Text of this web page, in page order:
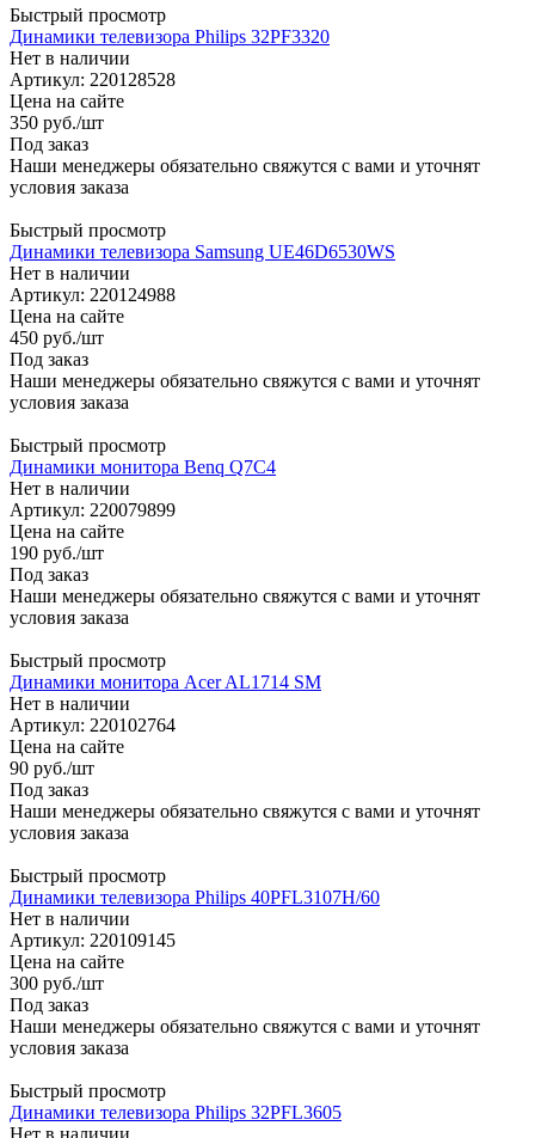
Быстрый просмотр
Динамики телевизора Philips 32PF3320
Нет в наличии
Артикул: 220128528
Цена на сайте
350 руб./шт
Под заказ
Наши менеджеры обязательно свяжутся с вами и уточнят
условия заказа
Быстрый просмотр
Динамики телевизора Samsung UE46D6530WS
Нет в наличии
Артикул: 220124988
Цена на сайте
450 руб./шт
Под заказ
Наши менеджеры обязательно свяжутся с вами и уточнят
условия заказа
Быстрый просмотр
Динамики монитора Benq Q7C4
Нет в наличии
Артикул: 220079899
Цена на сайте
190 руб./шт
Под заказ
Наши менеджеры обязательно свяжутся с вами и уточнят
условия заказа
Быстрый просмотр
Динамики монитора Acer AL1714 SM
Нет в наличии
Артикул: 220102764
Цена на сайте
90 руб./шт
Под заказ
Наши менеджеры обязательно свяжутся с вами и уточнят
условия заказа
Быстрый просмотр
Динамики телевизора Philips 40PFL3107H/60
Нет в наличии
Артикул: 220109145
Цена на сайте
300 руб./шт
Под заказ
Наши менеджеры обязательно свяжутся с вами и уточнят
условия заказа
Быстрый просмотр
Динамики телевизора Philips 32PFL3605
Нет в наличии